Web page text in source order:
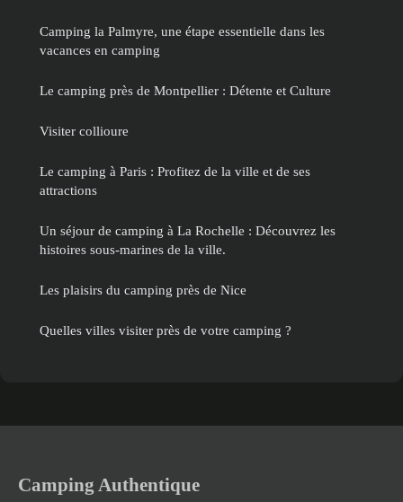
Camping la Palmyre, une étape essentielle dans les
vacances en camping
Le camping près de Montpellier : Détente et Culture
Visiter collioure
Le camping à Paris : Profitez de la ville et de ses
attractions
Un séjour de camping à La Rochelle : Découvrez les
histoires sous-marines de la ville.
Les plaisirs du camping près de Nice
Quelles villes visiter près de votre camping ?
Camping Authentique